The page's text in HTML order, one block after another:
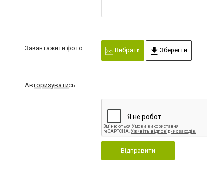
Завантажити фото: Вибрати Зберегти
Авторизуватись
Відправити